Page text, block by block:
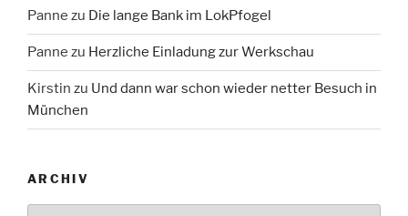
Panne zu Die lange Bank im LokPfogel
Panne zu Herzliche Einladung zur Werkschau
Kirstin zu Und dann war schon wieder netter Besuch in
München
ARCHIV